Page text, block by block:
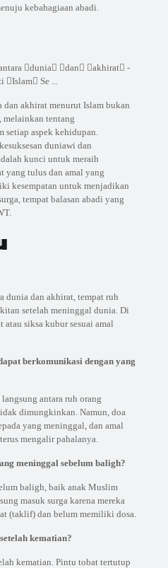
kebahagiaan abadi.
dan akhirat menurut Islam bukan
melainkan tentang
setiap aspek kehidupan.
duniawi dan
kunci untuk meraih
yang tulus dan amal yang
kesempatan untuk menjadikan
tempat balasan abadi yang
dunia dan akhirat, tempat ruh
setelah meninggal dunia. Di
atau siksa kubur sesuai amal
berkomunikasi dengan yang
antara ruh orang
dimungkinkan. Namun, doa
yang meninggal, dan amal
mengalir pahalanya.
meninggal sebelum baligh?
baligh, baik anak Muslim
masuk surga karena mereka
(taklif) dan belum memiliki dosa.
kematian?
kematian. Pintu tobat tertutup